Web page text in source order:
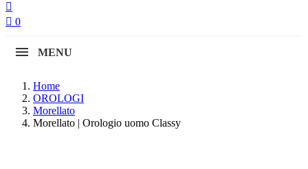

 0
MENU
Home
OROLOGI
Morellato
Morellato | Orologio uomo Classy